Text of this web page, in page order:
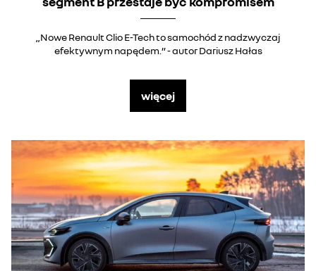
„Nowe Renault Clio E-Tech to samochód z nadzwyczaj
efektywnym napędem.” - autor Dariusz Hałas
więcej